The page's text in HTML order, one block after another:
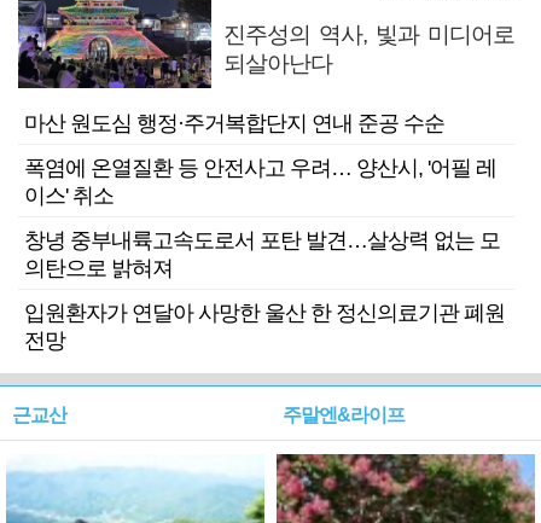
진주성의 역사, 빛과 미디어로
되살아난다
마산 원도심 행정·주거복합단지 연내 준공 수순
폭염에 온열질환 등 안전사고 우려… 양산시, '어필 레
이스' 취소
창녕 중부내륙고속도로서 포탄 발견…살상력 없는 모
의탄으로 밝혀져
입원환자가 연달아 사망한 울산 한 정신의료기관 폐원
전망
근교산 주말엔&라이프